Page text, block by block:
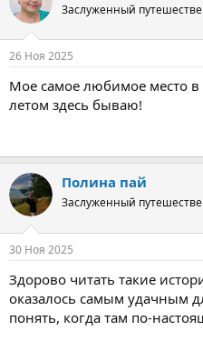
Заслуженный
26 Ноя 2025
Мое самое любимое место
летом здесь бываю!
Полина пай
Заслуженный
30 Ноя 2025
Здорово читать такие
оказалось самым удачным
понять, когда там по-